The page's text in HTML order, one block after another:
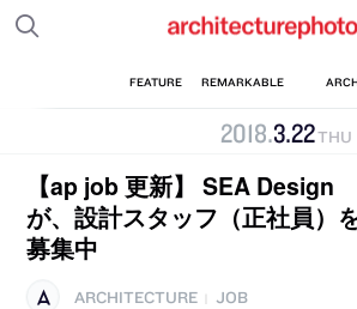
2018.3.22THU
【ap job 更新】 SEA Design
が、設計スタッフ（正社員）
募集中
ARCHITECTURE
JOB